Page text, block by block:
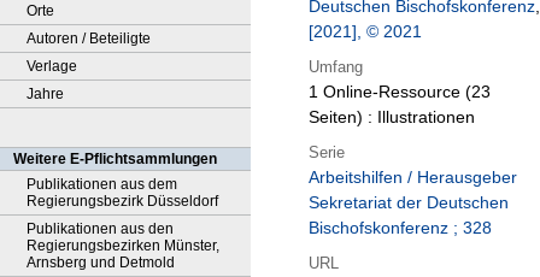
Orte
Autoren / Beteiligte
Verlage
Jahre
Weitere E-Pflichtsammlungen
Publikationen aus dem
Regierungsbezirk Düsseldorf
Publikationen aus den
Regierungsbezirken Münster,
Arnsberg und Detmold
Deutschen Bischofskonferenz,
[2021], © 2021
Umfang
1 Online-Ressource (23
Seiten) : Illustrationen
Serie
Arbeitshilfen / Herausgeber
Sekretariat der Deutschen
Bischofskonferenz ; 328
URL